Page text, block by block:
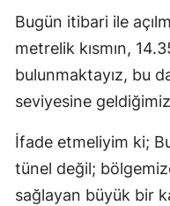
Bugün itibari ile
metrelik kısmın,
bulunmaktayız, bu
seviyesine
İfade etmeliyim ki;
tünel değil;
sağlayan büyük bir